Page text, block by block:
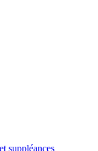
suppléances